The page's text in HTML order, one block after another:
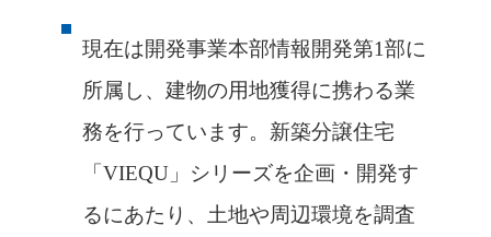
現在は開発事業本部情報開発第1部に
所属し、建物の用地獲得に携わる業
務を行っています。新築分譲住宅
「VIEQU」シリーズを企画・開発す
るにあたり、土地や周辺環境を調査